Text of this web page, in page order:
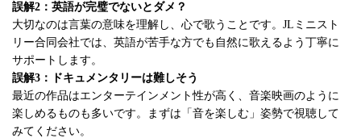
誤解2：英語が完璧でないとダメ？
大切なのは言葉の意味を理解し、心で歌うことです。JLミニスト
リー合同会社では、英語が苦手な方でも自然に歌えるよう丁寧に
サポートします。
誤解3：ドキュメンタリーは難しそう
最近の作品はエンターテインメント性が高く、音楽映画のように
楽しめるものも多いです。まずは「音を楽しむ」姿勢で視聴して
みてください。